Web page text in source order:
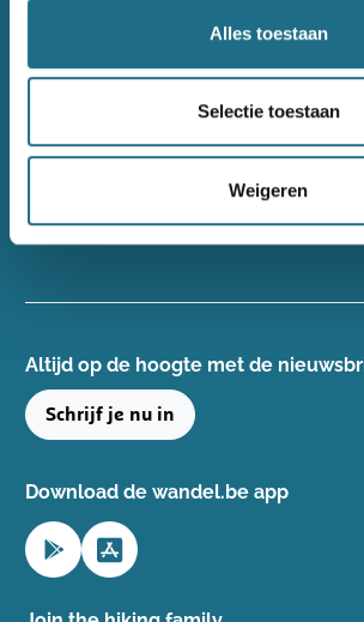
Alles toestaan
Selectie toestaan
Weigeren
+32(0)50 40 51 40
info@wandelsport.be
BE 0643 481 073
Altijd op de hoogte ​met de
Schrijf je nu in
Download de wandel.be app